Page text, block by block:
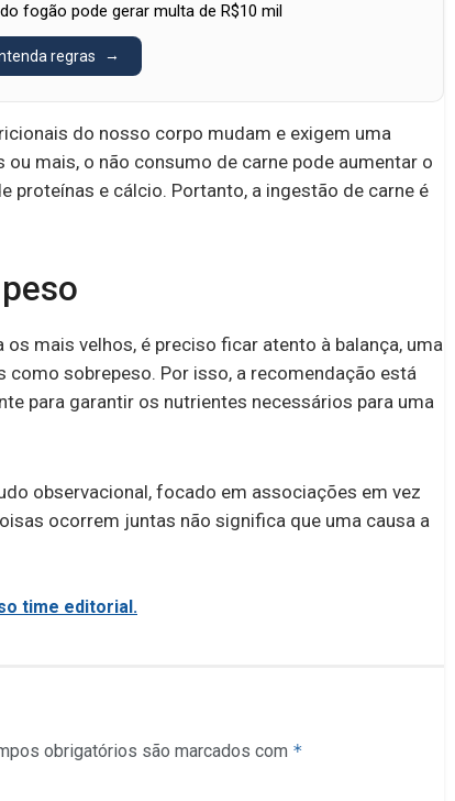
fogão pode gerar multa de R$10 mil
regras
do nosso corpo mudam e exigem uma
mais, o não consumo de carne pode aumentar o
e cálcio. Portanto, a ingestão de carne é
mais velhos, é preciso ficar atento à balança, uma
como sobrepeso. Por isso, a recomendação está
para garantir os nutrientes necessários para uma
observacional, focado em associações em vez
ocorrem juntas não significa que uma causa a
time editorial.
obrigatórios são marcados com *